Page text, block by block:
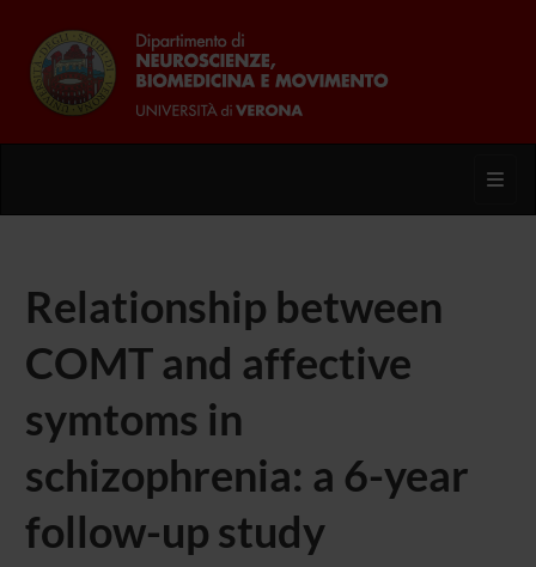
Relationship between
COMT and affective
symtoms in
schizophrenia: a 6-year
follow-up study